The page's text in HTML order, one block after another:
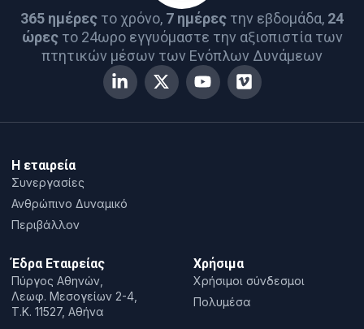
365 ημέρες το χρόνο, 7 ημέρες την εβδομάδα, 24
ώρεςτο 24ωρο εγγυόμαστε την αξιοπιστία των
πτητικών μέσων των Ενόπλων Δυνάμεων
Έδρα Εταιρείας
Πύργος Αθηνών,
Λεωφ. Μεσογείων 2-4,
T.K. 11527, Αθήνα
Η εταιρεία
Συνεργασίες
Ανθρώπινο Δυναμικό
Περιβάλλον
Χρήσιμα
Χρήσιμοι σύνδεσμοι
Πολυμέσα